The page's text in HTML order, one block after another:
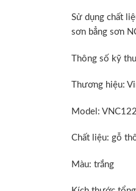
Sử dụng chất
sơn bẳng sơn
Thông số kỹ
Thương hiệu:
Model: VNC122
Chất liệu: gỗ
Màu: trắng